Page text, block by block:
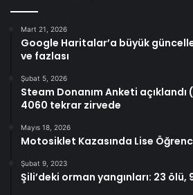
Mart 21, 2026
Google Haritalar’a büyük
ve fazlası
Şubat 5, 2026
Steam Donanım Anketi açıklandı
4060 tekrar zirvede
Mayıs 18, 2026
Motosiklet Kazasında Lise
Şubat 9, 2023
Şili’deki orman yangınları: 23 ölü,